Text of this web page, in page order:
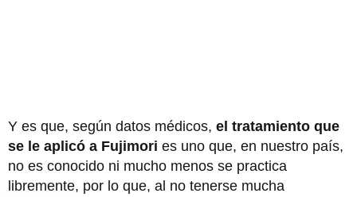
Y es que, según datos médicos, el tratamiento que
se le aplicó a Fujimori es uno que, en nuestro país,
no es conocido ni mucho menos se practica
libremente, por lo que, al no tenerse mucha